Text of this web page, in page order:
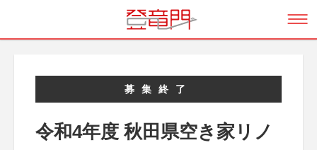
募集終了
令和4年度 秋田県空き家リノ